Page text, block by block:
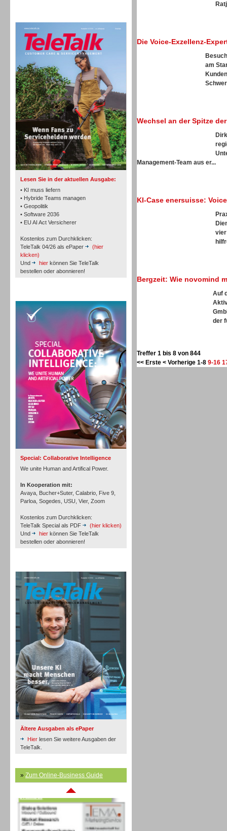
Lesen Sie in der aktuellen Ausgabe:
• KI muss liefern
• Hybride Teams managen
• Geopolitik
• Software 2036
• EU AI Act Versicherer
Kostenlos zum Durchklicken:
TeleTalk 04/26 als ePaper
(hier
klicken)
Und
hier können Sie TeleTalk
bestellen oder abonnieren!
Special: Collaborative Intelligence
We unite Human and Artifical Power.
In Kooperation mit:
Avaya, Bucher+Suter, Calabrio, Five 9,
Parloa, Sogedes, USU, Vier, Zoom
Kostenlos zum Durchklicken:
TeleTalk Special als PDF
(hier klicken)
Und
hier können Sie TeleTalk
bestellen oder abonnieren!
Ältere Ausgaben als ePaper
Hier lesen Sie weitere Ausgaben der
TeleTalk.
» Zum Online-Business Guide
TK- und ACD-Systeme
Workforce-Management
Personal
Inbound
Inbound
Inbound
Die Voice-Exzellenz-
am
Wechsel an der Spitze
Management-Team aus er...
KI-Case enersuisse:
vier
Bergzeit: Wie novomind
Auf
der
Treffer 1 bis 8 von 844
<< Erste < Vorherige 1-8 9-16